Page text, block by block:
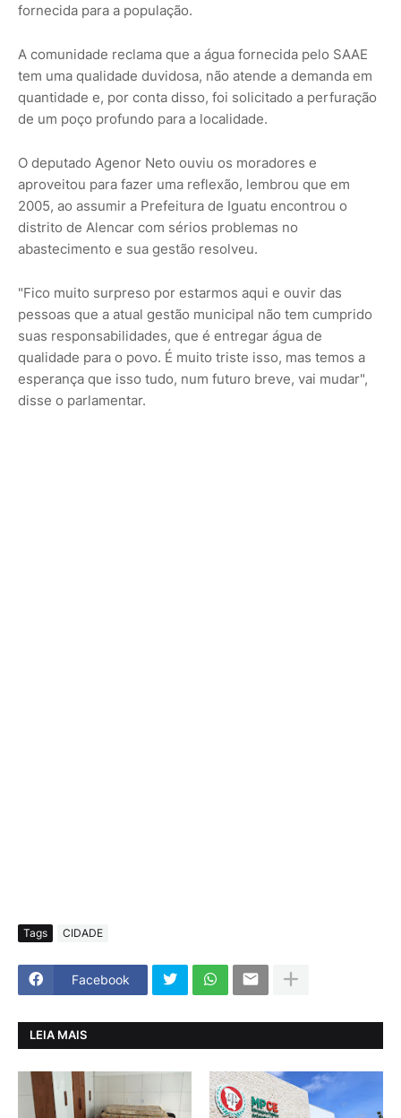
fornecida para a população.
A comunidade reclama que a água fornecida pelo SAAE
tem uma qualidade duvidosa, não atende a demanda em
quantidade e, por conta disso, foi solicitado a perfuração
de um poço profundo para a localidade.
O deputado Agenor Neto ouviu os moradores e
aproveitou para fazer uma reflexão, lembrou que em
2005, ao assumir a Prefeitura de Iguatu encontrou o
distrito de Alencar com sérios problemas no
abastecimento e sua gestão resolveu.
"Fico muito surpreso por estarmos aqui e ouvir das
pessoas que a atual gestão municipal não tem cumprido
suas responsabilidades, que é entregar água de
qualidade para o povo. É muito triste isso, mas temos a
esperança que isso tudo, num futuro breve, vai mudar",
disse o parlamentar.
Tags CIDADE
Facebook
LEIA MAIS